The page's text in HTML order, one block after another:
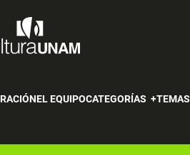
EL EQUIPOCATEGORÍAS TEMAS